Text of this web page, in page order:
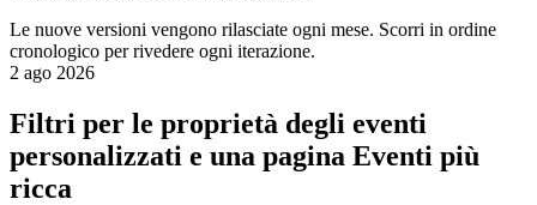
Le nuove versioni vengono rilasciate ogni mese. Scorri in ordine
cronologico per rivedere ogni iterazione.
2 ago 2026
Filtri per le proprietà degli eventi
personalizzati e una pagina Eventi più
ricca